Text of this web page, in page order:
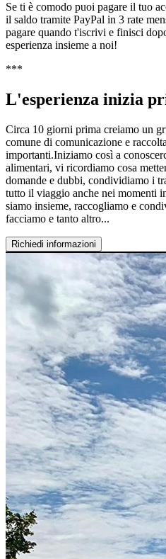
Se ti è comodo puoi pagare il tuo
il saldo tramite PayPal in 3 rate
pagare quando t'iscrivi e finisci
esperienza insieme a noi!
***
L'esperienza inizia
Circa 10 giorni prima creiamo un
comune di comunicazione e
importanti.Iniziamo così a
alimentari, vi ricordiamo cosa
domande e dubbi, condividiamo i
tutto il viaggio anche nei momenti
siamo insieme, raccogliamo e
facciamo e tanto altro...
Richiedi informazioni